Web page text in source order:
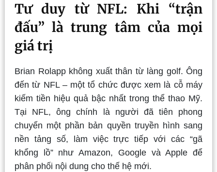
Tư duy từ NFL: Khi “trận
đấu” là trung tâm của mọi
giá trị
Brian Rolapp không xuất thân từ làng golf. Ông
đến từ NFL – một tổ chức được xem là cỗ máy
kiếm tiền hiệu quả bậc nhất trong thể thao Mỹ.
Tại NFL, ông chính là người đã tiên phong
chuyển một phần bản quyền truyền hình sang
nền tảng số, làm việc trực tiếp với các “gã
khổng lồ” như Amazon, Google và Apple để
phân phối nội dung cho thế hệ mới.